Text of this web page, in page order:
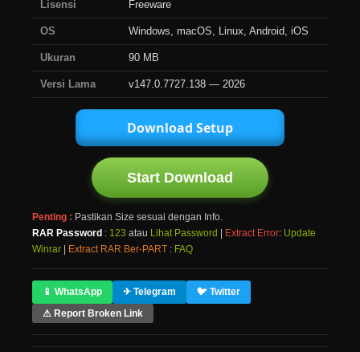
Lisensi Freeware
OS Windows, macOS, Linux, Android, iOS
Ukuran 90 MB
Versi Lama v147.0.7727.138 — 2026
Download Setup
Start Download
Penting : Pastikan Size sesuai dengan Info.
RAR Password : 123 atau Lihat Password Extract Error: Update
Winrar
Extract RAR Ber-PART : FAQ
📱 WhatsApp ✈ Telegram
🐦 Twitter
⚠ Report Broken Link